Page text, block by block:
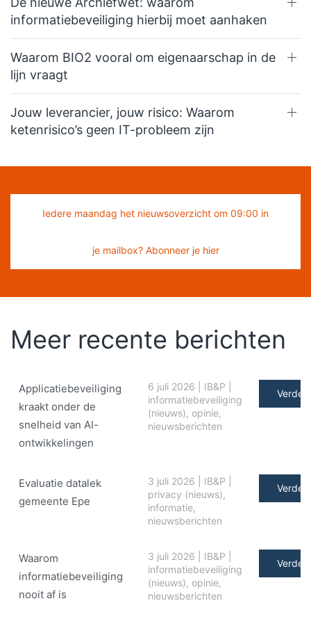
informatiebeveiliging hierbij moet aanhaken
Waarom BIO2 vooral om eigenaarschap in de
lijn vraagt
Jouw leverancier, jouw risico: Waarom
ketenrisico’s geen IT-probleem zijn
Iedere maandag het nieuwsoverzicht om 09:00 in
je mailbox? Abonneer je hier
Meer recente berichten
Applicatiebeveiliging
kraakt onder de
snelheid van AI-
ontwikkelingen
6 juli 2026 IB&P
informatiebeveiliging
(nieuws), opinie,
nieuwsberichten
Verder
Evaluatie datalek
gemeente Epe
3 juli 2026 IB&P
privacy (nieuws),
informatie,
nieuwsberichten
Verder
Waarom
informatiebeveiliging
nooit af is
3 juli 2026 IB&P
informatiebeveiliging
(nieuws), opinie,
nieuwsberichten
Verder